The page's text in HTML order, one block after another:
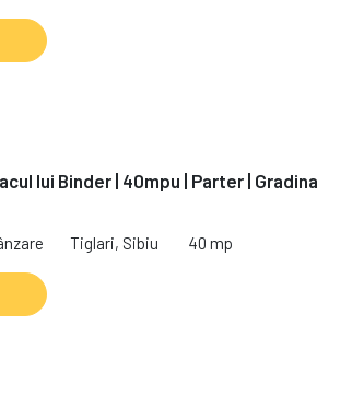
lui Binder | 40mpu | Parter | Gradina
Tiglari, Sibiu 40 mp